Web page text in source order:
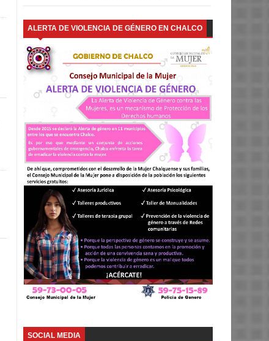
ALERTA DE VIOLENCIA DE GÉNERO EN CHALCO
SOCIAL MEDIA